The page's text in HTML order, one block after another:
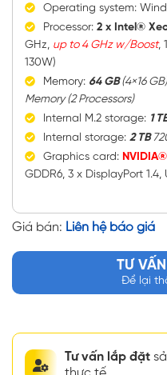
Operating system:
Processor: 2 x Intel®
GHz, up to 4 GHz w/Boost,
130W)
Memory: 64 GB(4×16
Memory (2 Processors)
Internal M.2 storage: 1
Internal storage: 2 TB
Graphics card:
GDDR6, 3 x DisplayPort 1.4,
Giá bán: Liên hệ báo giá
TƯ
Để lại
Tư vấn lắp đặt